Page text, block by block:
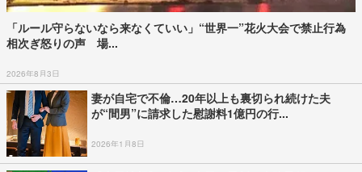
「ルール守らないなら来なくていい」“世界一”花火大会で禁止行為
相次ぎ怒りの声 場...
2026年8月3日
妻が自宅で不倫…20年以上も裏切られ続けた夫
が“間男”に請求した慰謝料1億円の行...
2026年1月8日